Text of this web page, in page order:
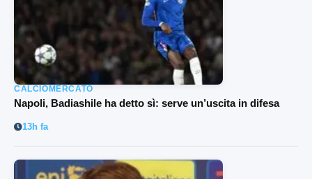
CALCIOMERCATO
Napoli, Badiashile ha detto sì: serve un’uscita in difesa
13h fa